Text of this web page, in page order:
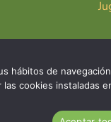
hábitos de
cookies